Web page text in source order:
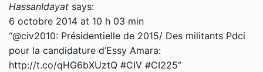
HassanIdayat says:
6 octobre 2014 at 10 h 03 min
“@civ2010: Présidentielle de 2015/ Des militants Pdci
pour la candidature d’Essy Amara:
http://t.co/qHG6bXUztQ #CIV #CI225”